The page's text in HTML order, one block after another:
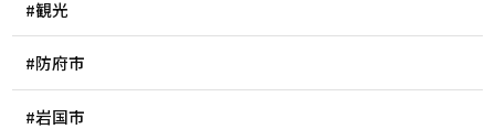
#観光
#防府市
#岩国市